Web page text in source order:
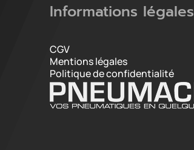
Informations légales
CGV
Mentions légales
Politique de confidentialité